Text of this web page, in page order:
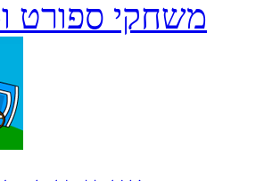
משחקי ספורט